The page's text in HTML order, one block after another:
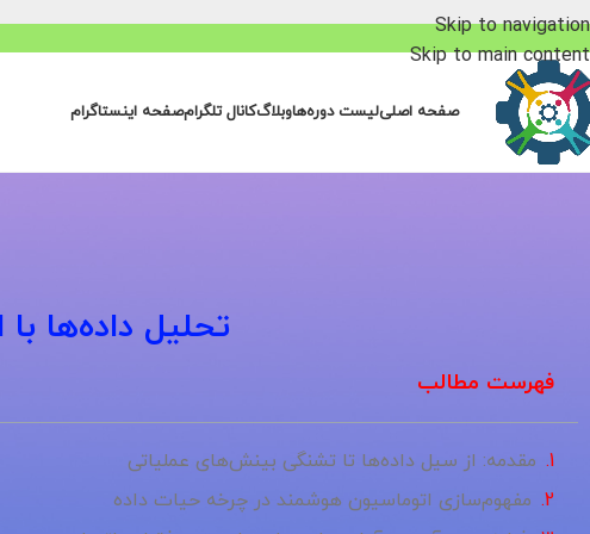
Skip to navigation
Skip to main content
صفحه اصلیلیست دوره‌هاوبلاگکانال تلگرامصفحه اینستاگرام
تحلیل داده‌ها
فهرست مطالب
مقدمه: از سیل داده‌ها تا تشنگی بینش‌های عملیاتی
مفهوم‌سازی اتوماسیون هوشمند در چرخه حیات داده